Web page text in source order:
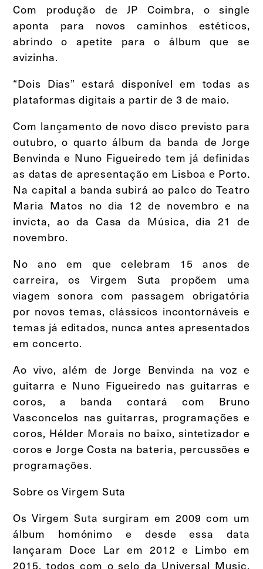
Com produção de JP Coimbra, o single
aponta para novos caminhos estéticos,
abrindo o apetite para o álbum que se
avizinha.
“Dois Dias” estará disponível em todas as
plataformas digitais a partir de 3 de maio.
Com lançamento de novo disco previsto para
outubro, o quarto álbum da banda de Jorge
Benvinda e Nuno Figueiredo tem já definidas
as datas de apresentação em Lisboa e Porto.
Na capital a banda subirá ao palco do Teatro
Maria Matos no dia 12 de novembro e na
invicta, ao da Casa da Música, dia 21 de
novembro.
No ano em que celebram 15 anos de
carreira, os Virgem Suta propõem uma
viagem sonora com passagem obrigatória
por novos temas, clássicos incontornáveis e
temas já editados, nunca antes apresentados
em concerto.
Ao vivo, além de Jorge Benvinda na voz e
guitarra e Nuno Figueiredo nas guitarras e
coros, a banda contará com Bruno
Vasconcelos nas guitarras, programações e
coros, Hélder Morais no baixo, sintetizador e
coros e Jorge Costa na bateria, percussões e
programações.
Sobre os Virgem Suta
Os Virgem Suta surgiram em 2009 com um
álbum homónimo e desde essa data
lançaram Doce Lar em 2012 e Limbo em
2015, todos com o selo da Universal Music.